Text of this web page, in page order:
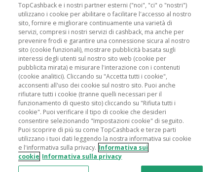
Chi siamo
Partecipa
Info legali
Siti globali UK US CN JP DE FR AU
TopCashback e i nostri partner esterni ("noi", "ci" o "nostri")
utilizzano i cookie per abilitare o facilitare l'accesso al nostro
sito, fornire e migliorare continuamente una varietà di
servizi, compresi i nostri servizi di cashback, ma anche per
prevenire frodi e garantire una connessione sicura al nostro
sito (cookie funzionali), mostrare pubblicità basata sugli
interessi degli utenti sul nostro sito web (cookie per
pubblicita mirata) e misurare l'interazione con i contenuti
(cookie analitici). Cliccando su "Accetta tutti i cookie",
acconsenti all'uso dei cookie sul nostro sito. Puoi anche
rifiutare tutti i cookie (tranne quelli necessari per il
funzionamento di questo sito) cliccando su "Rifiuta tutti i
cookie". Puoi verificare il tipo di cookie che desideri
consentire selezionando "Impostazioni cookie" di seguito.
Puoi scoprire di più su come TopCashback e terze parti
utilizzano i tuoi dati leggendo la nostra informativa sui cookie
e l'informativa sulla privacy. Informativa sui
cookie Informativa sulla privacy